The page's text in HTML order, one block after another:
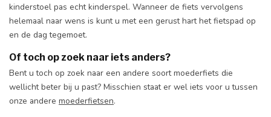
kinderstoel pas echt kinderspel. Wanneer de fiets vervolgens
helemaal naar wens is kunt u met een gerust hart het fietspad op
en de dag tegemoet.
Of toch op zoek naar iets anders?
Bent u toch op zoek naar een andere soort moederfiets die
wellicht beter bij u past? Misschien staat er wel iets voor u tussen
onze andere moederfietsen.